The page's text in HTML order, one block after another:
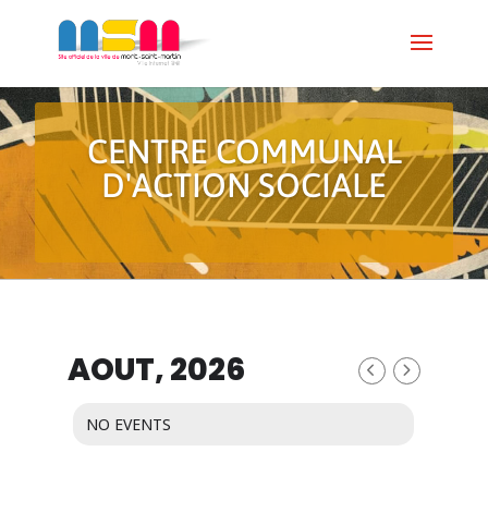
CENTRE COMMUNAL
D'ACTION SOCIALE
AOUT, 2026
NO EVENTS